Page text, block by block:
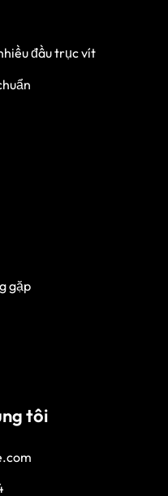
đầu trục vít
gặp
tôi